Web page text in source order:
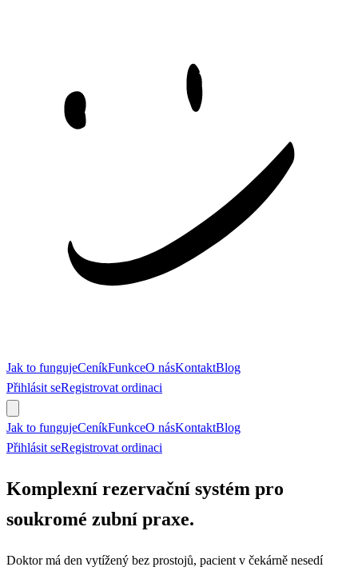
Jak to fungujeCeníkFunkceO násKontaktBlog
Přihlásit seRegistrovat ordinaci
Jak to fungujeCeníkFunkceO násKontaktBlog
Přihlásit seRegistrovat ordinaci
Komplexní rezervační systém pro
soukromé zubní praxe.
Doktor má den vytížený bez prostojů, pacient v čekárně nesedí